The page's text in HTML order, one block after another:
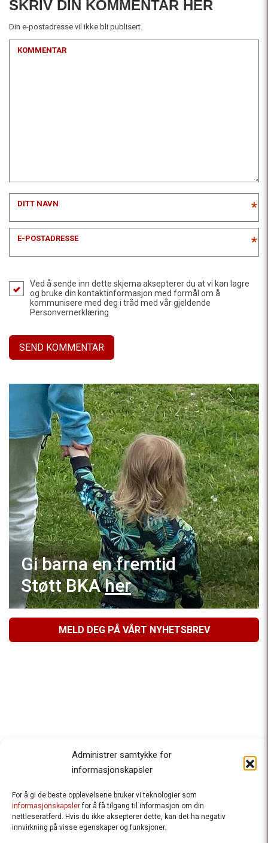
Administrer samtykke for
informasjonskapsler
For å gi de beste opplevelsene bruker vi teknologier som
informasjonskapslerfor å få tilgang til informasjon om din
nettleseratferd. Hvis du ikke aksepterer dette, kan det ha negativ
innvirkning på visse egenskaper og funksjoner.
SKRIV DIN KOMMENTAR HER
Din e-postadresse vil ikke bli publisert.
KOMMENTAR
DITT NAVN *
E-POSTADRESSE *
Ved å sende inn dette skjema aksepterer du at vi kan lagre
og bruke din kontaktinformasjon med formål om å
kommunisere med deg i tråd med vår gjeldende
Personvernerklæring
Gi barna en fremtid
Støtt BKAher
MELD DEG PÅ VÅRT NYHETSBREV
Besteforeldrenes klimaaksjon
Ansvarlig redaktør
: Halfdan Wiik |